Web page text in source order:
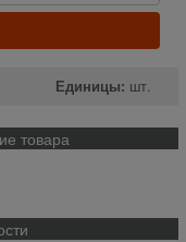
Единицы: шт.
товара